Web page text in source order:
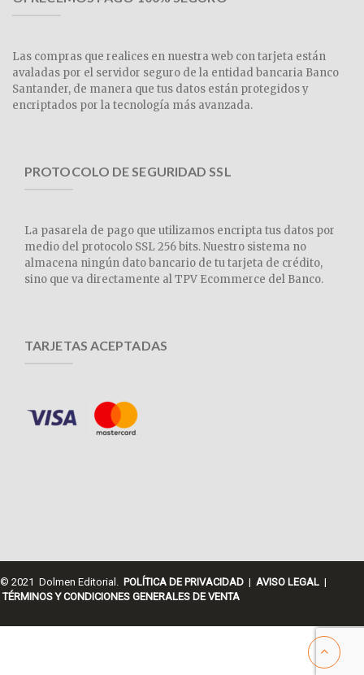
Las compras que realices en nuestra web con tarjeta están
avaladas por el servidor seguro de la entidad bancaria Banco
Santander, de manera que tus datos están protegidos y
encriptados por la tecnología más avanzada.
PROTOCOLO DE SEGURIDAD SSL
La pasarela de pago que utilizamos encripta tus datos por
medio del protocolo SSL 256 bits. Nuestro sistema no
almacena ningún dato bancario de tu tarjeta de crédito,
sino que va directamente al TPV Ecommerce del Banco.
TARJETAS ACEPTADAS
© 2021 Dolmen Editorial. POLÍTICA DE PRIVACIDAD | AVISO LEGAL |
TÉRMINOS Y CONDICIONES GENERALES DE VENTA